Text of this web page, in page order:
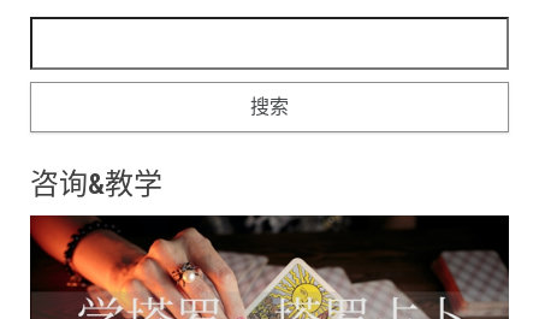
咨询&教学